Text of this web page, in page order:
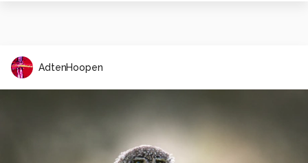
AdtenHoopen